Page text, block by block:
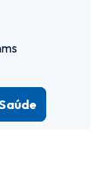
prevenir